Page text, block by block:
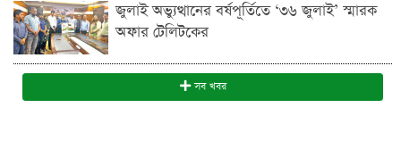
জুলাই অভ্যুত্থানের বর্ষপূর্তিতে ‘৩৬ জুলাই’ স্মারক
অফার টেলিটকের
সব খবর